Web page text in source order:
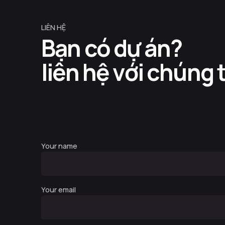
LIÊN HỆ
Bạn có dự án?
liên hệ với chúng
Your name
Your email